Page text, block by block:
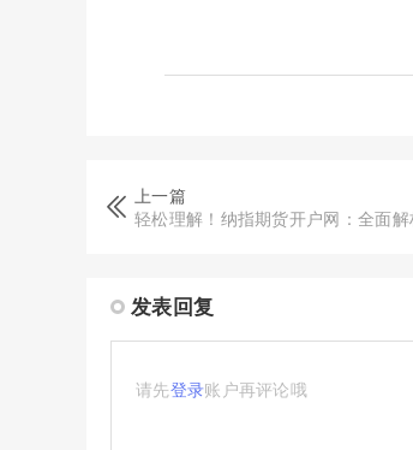
上一篇
轻松理解！纳指期货开户网：全面
发表回复
请先登录账户再评论哦